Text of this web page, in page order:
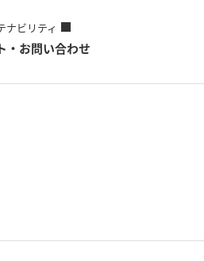
ナビリティ
・お問い合わせ